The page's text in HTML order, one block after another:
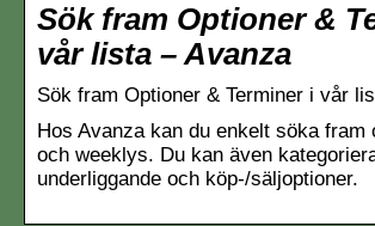
Sök fram Optioner &
vår lista – Avanza
Sök fram Optioner & Terminer i vår
Hos Avanza kan du enkelt söka fram
och weeklys. Du kan även
underliggande och köp-/säljoptioner.